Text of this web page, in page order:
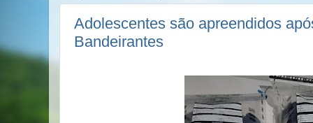
Adolescentes são apreendidos
Bandeirantes